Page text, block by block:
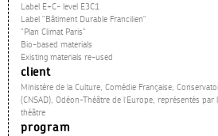
Label E+C- level E3C1
Label "Bâtiment Durable Francilien"
"Plan Climat Paris"
Bio-based materials
Existing materials re-used
client
Ministère de la Culture, Comédie Française,
(CNSAD), Odéon-Théâtre de l’Europe, représentés
théâtre
program